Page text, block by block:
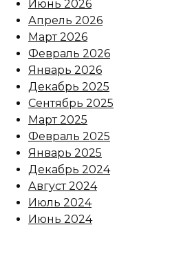
Июнь 2026
Апрель 2026
Март 2026
Февраль 2026
Январь 2026
Декабрь 2025
Сентябрь 2025
Март 2025
Февраль 2025
Январь 2025
Декабрь 2024
Август 2024
Июль 2024
Июнь 2024